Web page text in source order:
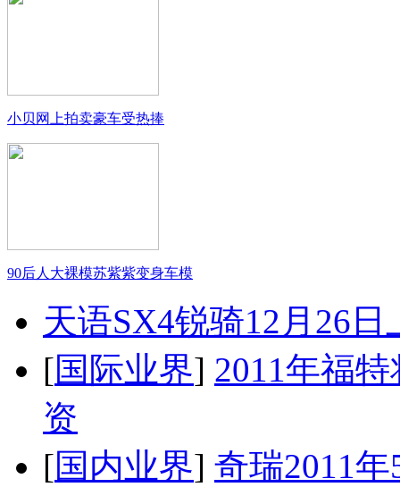
小贝网上拍卖豪车受热捧
90后人大裸模苏紫紫变身车模
天语SX4锐骑12月26
[国际业界] 2011年福
资
[国内业界] 奇瑞2011